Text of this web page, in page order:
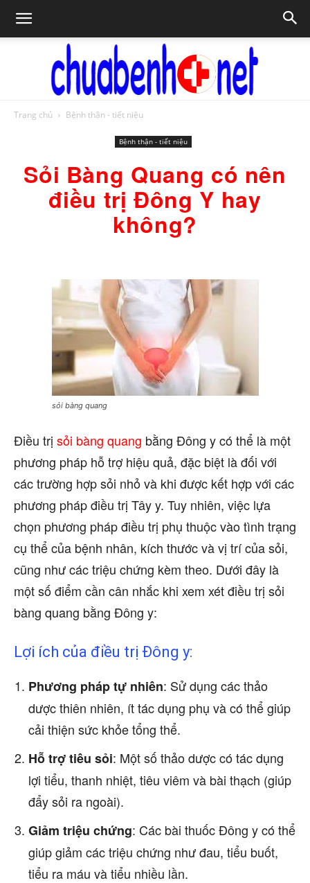
Trang chủ Bệnh thận - tiết niệu
Bệnh thận - tiết niệu
Sỏi Bàng Quang có nên
điều trị Đông Y hay
không?
sỏi bàng quang
Điều trị sỏi bàng quang bằng Đông y có thể là một
phương pháp hỗ trợ hiệu quả, đặc biệt là đối với
các trường hợp sỏi nhỏ và khi được kết hợp với các
phương pháp điều trị Tây y. Tuy nhiên, việc lựa
chọn phương pháp điều trị phụ thuộc vào tình trạng
cụ thể của bệnh nhân, kích thước và vị trí của sỏi,
cũng như các triệu chứng kèm theo. Dưới đây là
một số điểm cần cân nhắc khi xem xét điều trị sỏi
bàng quang bằng Đông y:
Lợi ích của điều trị Đông y:
Phương pháp tự nhiên: Sử dụng các thảo
dược thiên nhiên, ít tác dụng phụ và có thể giúp
cải thiện sức khỏe tổng thể.
Hỗ trợ tiêu sỏi: Một số thảo dược có tác dụng
lợi tiểu, thanh nhiệt, tiêu viêm và bài thạch (giúp
đẩy sỏi ra ngoài).
Giảm triệu chứng: Các bài thuốc Đông y có thể
giúp giảm các triệu chứng như đau, tiểu buốt,
tiểu ra máu và tiểu nhiều lần.